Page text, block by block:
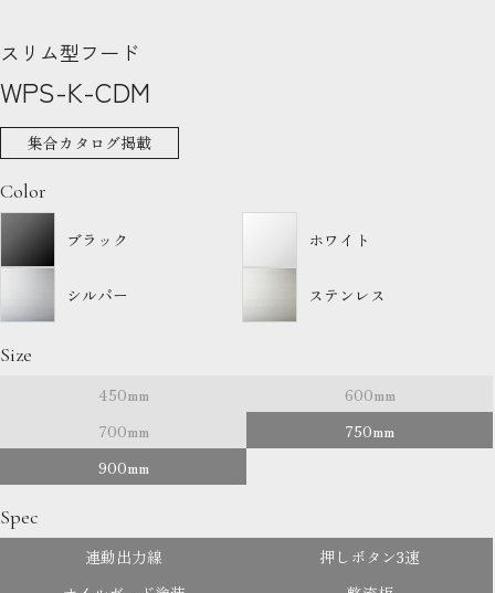
スリム型フード
WPS-K-CDM
集合カタログ掲載
Color
ブラック ホワイト
シルバー ステンレス
Size
450mm
600mm
700mm
750mm
900mm
Spec
連動出力線
押しボタン3速